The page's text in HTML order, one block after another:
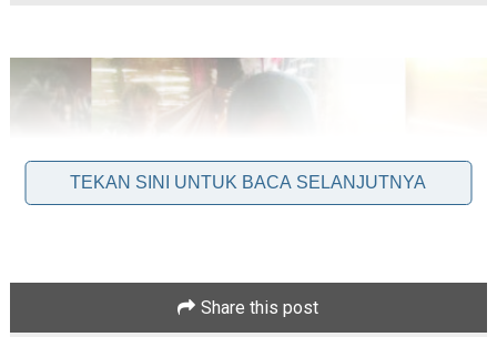
TEKAN SINI UNTUK BACA SELANJUTNYA
Share this post